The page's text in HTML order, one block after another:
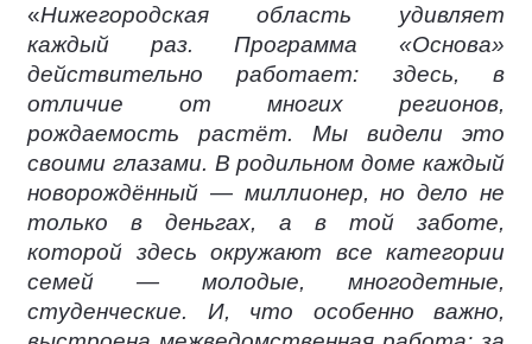
«Нижегородская область удивляет
каждый раз. Программа «Основа»
действительно работает: здесь, в
отличие от многих регионов,
рождаемость растёт. Мы видели это
своими глазами. В родильном доме каждый
новорождённый — миллионер, но дело не
только в деньгах, а в той заботе,
которой здесь окружают все категории
семей — молодые, многодетные,
студенческие. И, что особенно важно,